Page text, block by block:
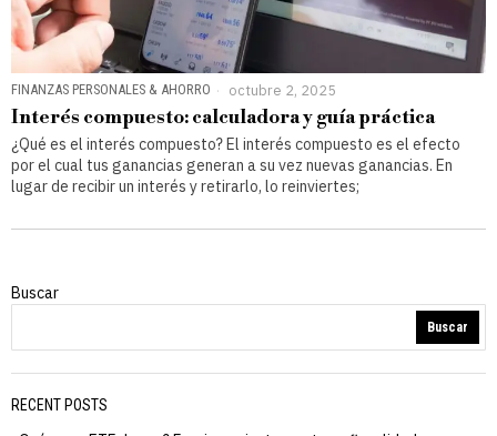
FINANZAS PERSONALES & AHORRO octubre 2, 2025
Interés compuesto: calculadora y guía práctica
¿Qué es el interés compuesto? El interés compuesto es el efecto
por el cual tus ganancias generan a su vez nuevas ganancias. En
lugar de recibir un interés y retirarlo, lo reinviertes;
Buscar
Buscar
RECENT POSTS